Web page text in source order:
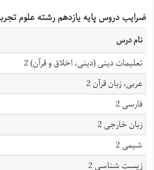
ضرایب دروس پایه یازدهم رشته علوم
نام درس
تعلیمات دینی (دینی، اخلاق و قرآن) 2
عربی، زبان قرآن 2
فارسی 2
زبان خارجی 2
شیمی 2
زیست شناسی 2